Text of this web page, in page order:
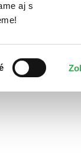
aj s